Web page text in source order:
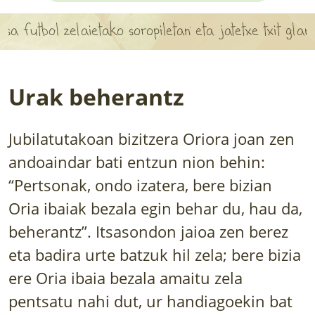
APARTEN MAPA
LURRERAKO BIDE LAGUN
BIZI BARATZEA LIBURUA
SENDABELARRAK
ETXEKO LANDAREAK
LANDAREPEDIA
ALBISTEAK
zelaietako soropiletan eta jatetxe txit
Urak beherantz
Jubilatutakoan bizitzera Oriora joan zen
andoaindar bati entzun nion behin:
“Pertsonak, ondo izatera, bere bizian
Oria ibaiak bezala egin behar du, hau da,
beherantz”. Itsasondon jaioa zen berez
eta badira urte batzuk hil zela; bere bizia
ere Oria ibaia bezala amaitu zela
pentsatu nahi dut, ur handiagoekin bat